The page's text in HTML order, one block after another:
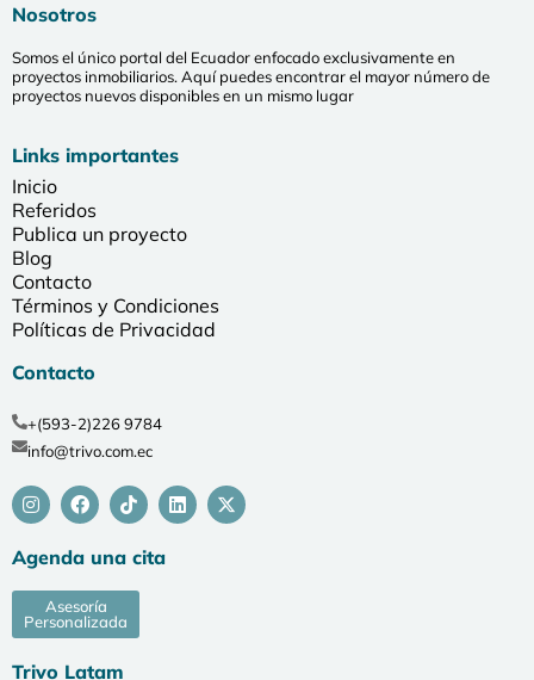
Nosotros
Somos el único portal del Ecuador enfocado exclusivamente en
proyectos inmobiliarios. Aquí puedes encontrar el mayor número de
proyectos nuevos disponibles en un mismo lugar
Links importantes
Inicio
Referidos
Publica un proyecto
Blog
Contacto
Términos y Condiciones
Políticas de Privacidad
Contacto
+(593-2)226 9784
info@trivo.com.ec
Agenda una cita
Asesoría
Personalizada
Trivo Latam